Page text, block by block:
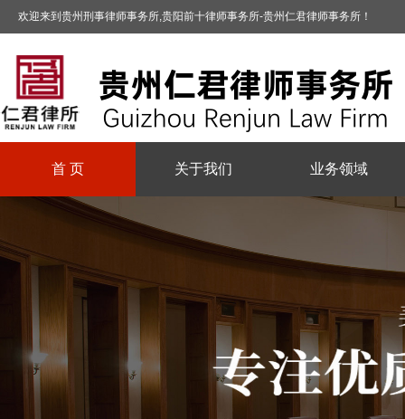
欢迎来到贵州刑事律师事务所,贵阳前十律师事务所-贵州仁君律师事务所！
首 页 关于我们 业务领域